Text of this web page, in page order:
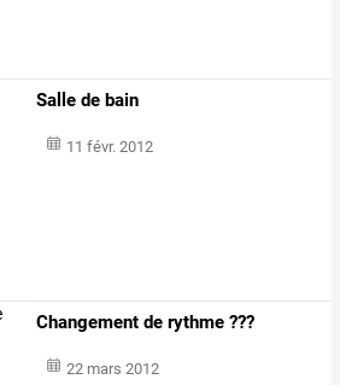
Salle de bain
11 févr. 2012
Changement de rythme ???
22 mars 2012